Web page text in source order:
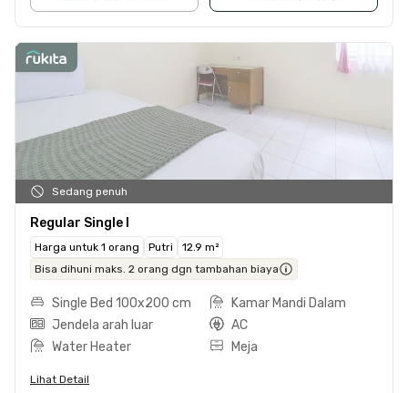
Sedang penuh
Regular Single I
Harga untuk 1 orang Putri
12.9 m²
Bisa dihuni maks. 2 orang dgn tambahan biaya
Single Bed 100x200 cm
Kamar Mandi Dalam
Jendela arah luar
AC
Water Heater
Meja
Lihat Detail